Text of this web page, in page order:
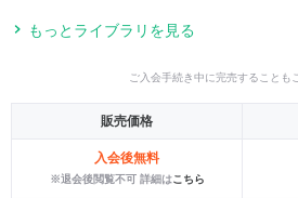
もっとライブラリを見る
ご入会手続き中に完売することも
販売価格
入会後無料
※退会後閲覧不可 詳細はこちら